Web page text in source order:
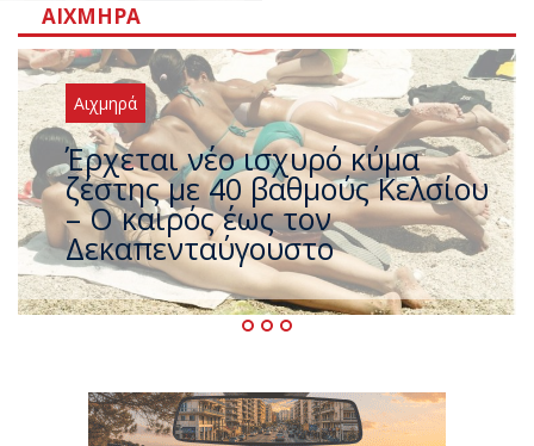
ΑΙΧΜΗΡΆ
Αιχμηρά
Άφαντος ο Τσίπρας… την ώρα
που η χώρα καίγεται